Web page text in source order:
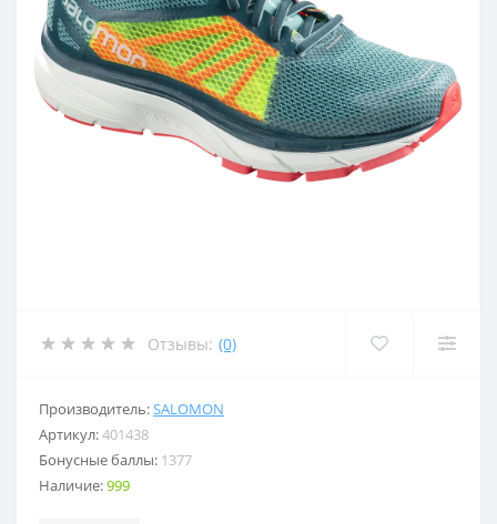
Отзывы: (0)
Производитель:SALOMON
Артикул:401438
Бонусные баллы: 1377
Наличие:999